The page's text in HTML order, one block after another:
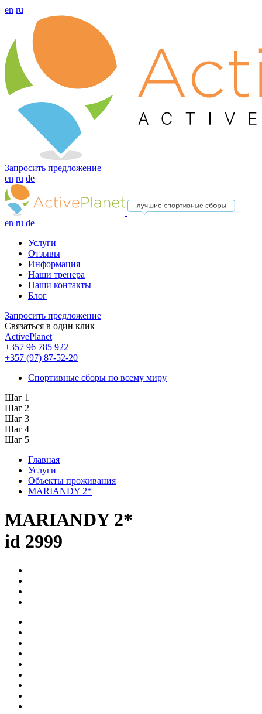
en ru
Запросить предложение
en ru de
en ru de
Услуги
Отзывы
Информация
Наши тренера
Наши контакты
Блог
Запросить предложение
Связаться в один клик
ActivePlanet
+357 96 785 922
+357 (97) 87-52-20
Спортивные сборы по всему миру
Шаг 1
Шаг 2
Шаг 3
Шаг 4
Шаг 5
Главная
Услуги
Объекты проживания
MARIANDY 2*
MARIANDY 2*
id 2999